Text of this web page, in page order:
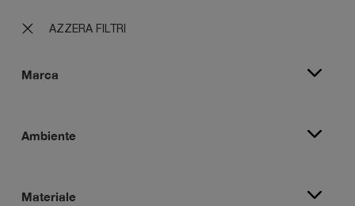
AZZERA FILTRI
Marca
Ambiente
Materiale